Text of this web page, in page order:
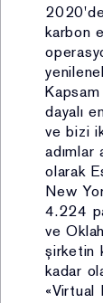
karbon
dayalı
ve bizi
adımlar
olarak
New
4.224
ve
şirketin
kadar
«Virtual
(Hukuki
vi. Ürün
kozmetik
cihaz mac
(Hukuki
vii. Fiziksel
işitsel
tesisi,
zorunlu
viii. Firma